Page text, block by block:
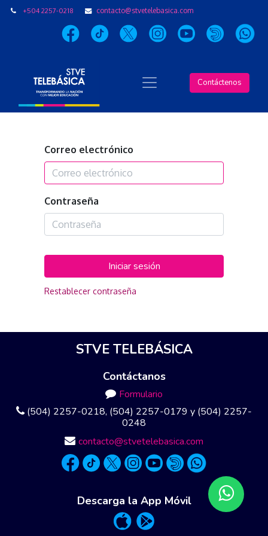
+504 2257-0218 contacto@stvetelebasica.com
Contáctenos
Correo electrónico
Contraseña
Iniciar sesión
Restablecer contraseña
STVE TELEBÁSICA
Contáctanos
Formulario
(504) 2257-0218, (504) 2257-0179 y (504) 2257-
0248
contacto@stvetelebasica.com
Descarga la App Móvil